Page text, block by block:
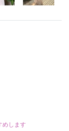
めします